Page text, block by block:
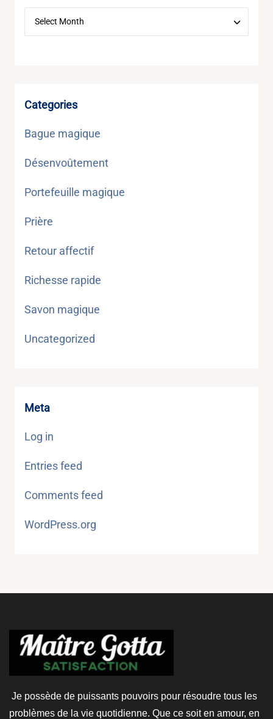
Categories
Bague magique
Désenvoûtement
Portefeuille magique
Prière
Retour affectif
Richesse rapide
Savon magique
Uncategorized
Meta
Log in
Entries feed
Comments feed
WordPress.org
Je possède de puissants pouvoirs pour résoudre tous les
problèmes de la vie quotidienne. Que ce soit en amour, en